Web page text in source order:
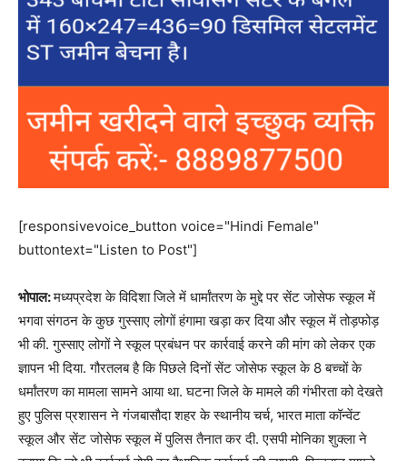
[responsivevoice_button voice="Hindi Female"
buttontext="Listen to Post"]
भोपाल:मध्‍यप्रदेश के विदिशा जिले में धार्मांतरण के मुद्दे पर सेंट जोसेफ स्कूल में
भगवा संगठन के कुछ गुस्साए लोगों हंगामा खड़ा कर दिया और स्‍कूल में तोड़फोड़
भी की. गुस्साए लोगों ने स्कूल प्रबंधन पर कार्रवाई करने की मांग को लेकर एक
ज्ञापन भी दिया. गौरतलब है कि पिछले दिनों सेंट जोसेफ स्कूल के 8 बच्चों के
धर्मांतरण का मामला सामने आया था. घटना जिले के मामले की गंभीरता को देखते
हुए पुलिस प्रशासन ने गंजबासौदा शहर के स्थानीय चर्च, भारत माता कॉन्वेंट
स्कूल और सेंट जोसेफ स्कूल में पुलिस तैनात कर दी. एसपी मोनिका शुक्ला ने